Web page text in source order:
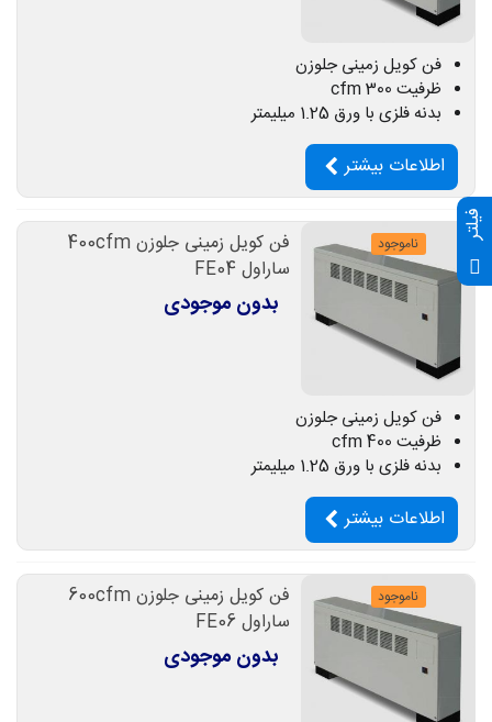
فن کویل زمینی جلوزن
ظرفیت 300 cfm
بدنه فلزی با ورق 1.25 میلیمتر
اطلاعات بیشتر
ناموجود
فن کویل زمینی جلوزن 400cfm
ساراول FE04
بدون موجودی
فن کویل زمینی جلوزن
ظرفیت 400 cfm
بدنه فلزی با ورق 1.25 میلیمتر
اطلاعات بیشتر
ناموجود
فن کویل زمینی جلوزن 600cfm
ساراول FE06
بدون موجودی
فیلتر